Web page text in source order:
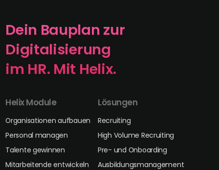
Dein Bauplan zur
Digitalisierung
im HR. Mit Helix.
Helix Module
Organisationen aufbauen
Personal managen
Talente gewinnen
Mitarbeitende entwickeln
Lösungen
Recruiting
High Volume Recruiting
Pre- und Onboarding
Ausbildungsmanagement